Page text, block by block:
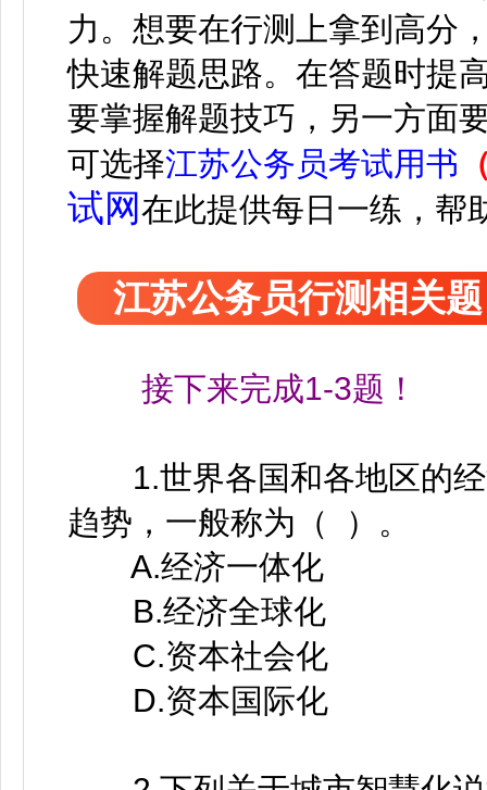
力。想要在行测上拿到高分
快速解题思路。在答题时提
要掌握解题技巧，另一方面
可选择江苏公务员考试用书
试网在此提供每日一练，帮
江苏公务员行测相关
接下来完成1-3题！
1.世界各国和各地区的经
趋势，一般称为（ ）。
A.经济一体化
B.经济全球化
C.资本社会化
D.资本国际化